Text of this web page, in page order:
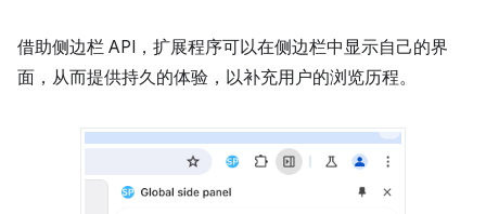
借助侧边栏 API，扩展程序可以在侧边栏中显示自己的界
面，从而提供持久的体验，以补充用户的浏览历程。